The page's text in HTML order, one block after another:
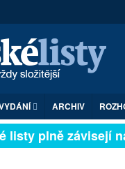
ARCHIV
listy plně